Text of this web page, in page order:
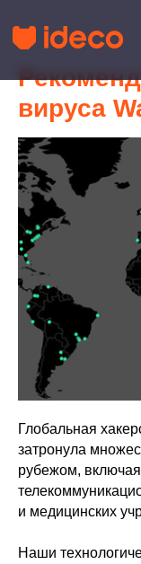
вируса
Глобальная
затронула
рубежом,
и медицинских
Наши